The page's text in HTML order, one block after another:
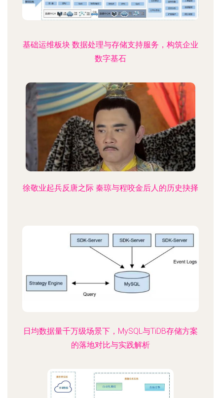
基础运维板块 数据处理与存储支持服务，构筑企业
数字基石
徐敬业起兵反唐之际 秦琼与程咬金后人的历史抉择
日均数据量千万级场景下，MySQL与TiDB存储方案
的落地对比与实践解析